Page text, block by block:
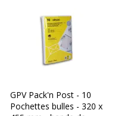
GPV Pack'n Post - 10
Pochettes bulles - 320 x